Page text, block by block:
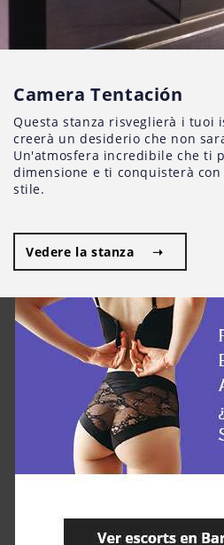
Camera Tentación
Questa stanza risveglierà i
creerà un desiderio che non
Un'atmosfera incredibile che ti
dimensione e ti conquisterà
stile.
Vedere la stanza